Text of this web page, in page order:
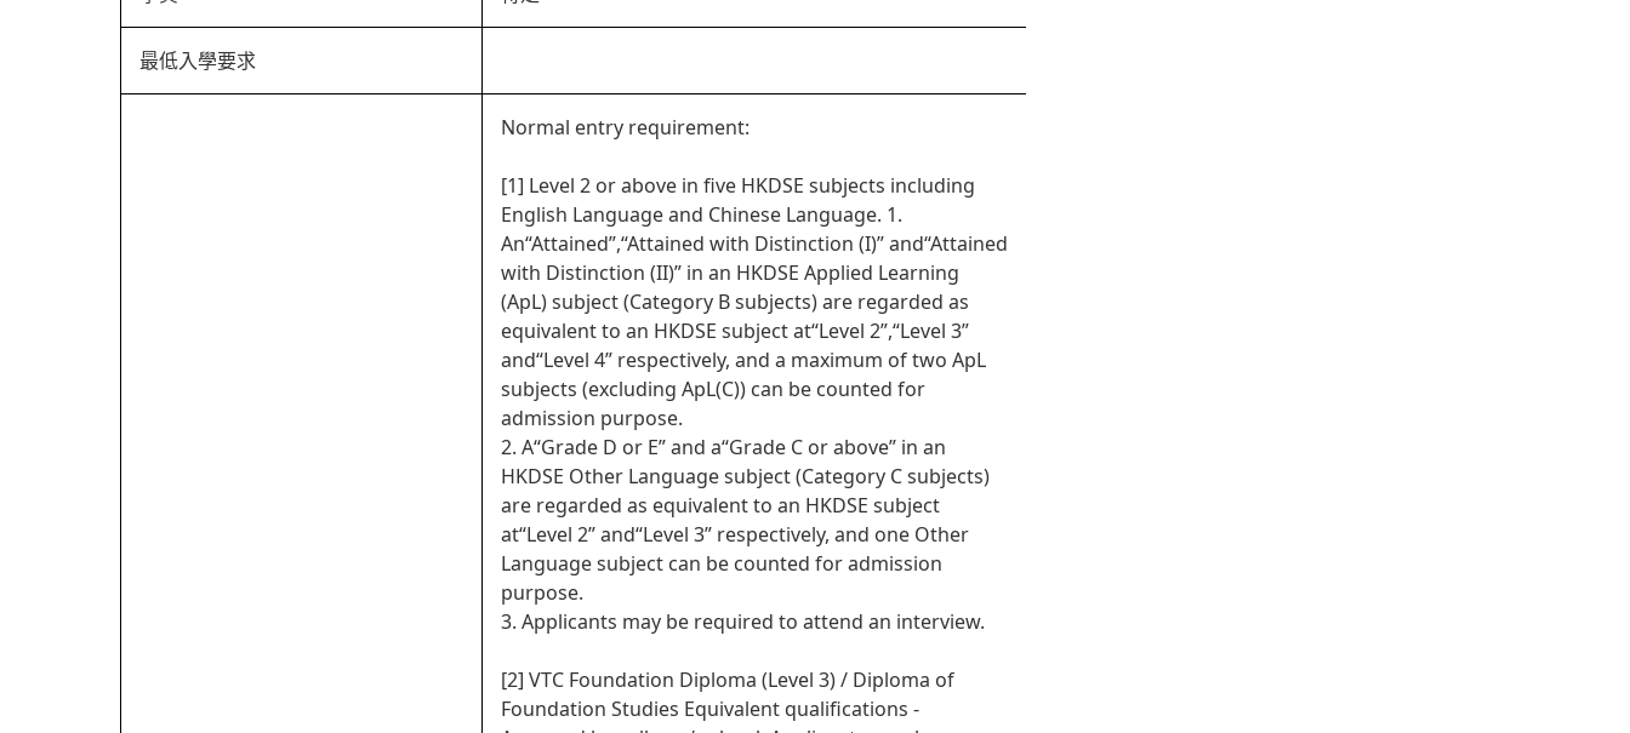
最低入學要求
Normal entry requirement:
[1] Level 2 or above in five HKDSE subjects including
English Language and Chinese Language. 1.
An“Attained”,“Attained with Distinction (I)” and“Attained
with Distinction (II)” in an HKDSE Applied Learning
(ApL) subject (Category B subjects) are regarded as
equivalent to an HKDSE subject at“Level 2”,“Level 3”
and“Level 4” respectively, and a maximum of two ApL
subjects (excluding ApL(C)) can be counted for
admission purpose.
2. A“Grade D or E” and a“Grade C or above” in an
HKDSE Other Language subject (Category C subjects)
are regarded as equivalent to an HKDSE subject
at“Level 2” and“Level 3” respectively, and one Other
Language subject can be counted for admission
purpose.
3. Applicants may be required to attend an interview.
[2] VTC Foundation Diploma (Level 3) / Diploma of
Foundation Studies Equivalent qualifications -